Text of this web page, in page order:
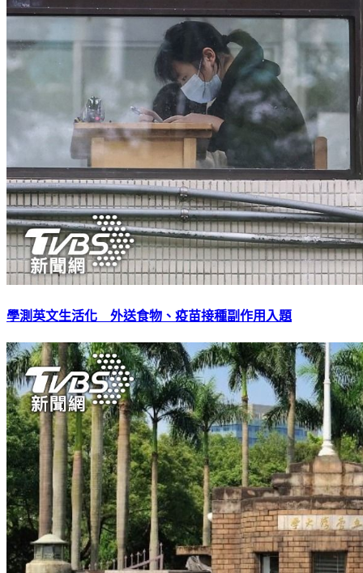
學測英文生活化 外送食物、疫苗接種副作用入題